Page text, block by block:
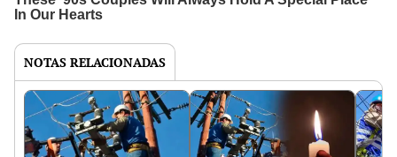
NOTAS RELACIONADAS